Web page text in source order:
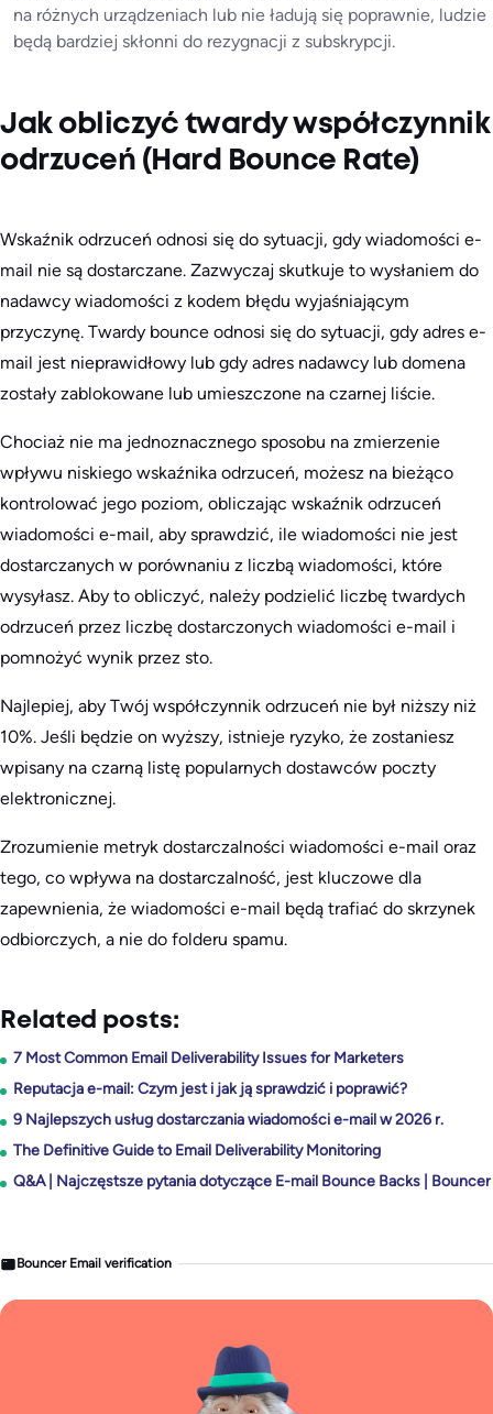
na różnych urządzeniach lub nie ładują się poprawnie, ludzie
będą bardziej skłonni do rezygnacji z subskrypcji.
Jak obliczyć twardy współczynnik
odrzuceń (Hard Bounce Rate)
Wskaźnik odrzuceń odnosi się do sytuacji, gdy wiadomości e-
mail nie są dostarczane. Zazwyczaj skutkuje to wysłaniem do
nadawcy wiadomości z kodem błędu wyjaśniającym
przyczynę. Twardy bounce odnosi się do sytuacji, gdy adres e-
mail jest nieprawidłowy lub gdy adres nadawcy lub domena
zostały zablokowane lub umieszczone na czarnej liście.
Chociaż nie ma jednoznacznego sposobu na zmierzenie
wpływu niskiego wskaźnika odrzuceń, możesz na bieżąco
kontrolować jego poziom, obliczając wskaźnik odrzuceń
wiadomości e-mail, aby sprawdzić, ile wiadomości nie jest
dostarczanych w porównaniu z liczbą wiadomości, które
wysyłasz. Aby to obliczyć, należy podzielić liczbę twardych
odrzuceń przez liczbę dostarczonych wiadomości e-mail i
pomnożyć wynik przez sto.
Najlepiej, aby Twój współczynnik odrzuceń nie był niższy niż
10%. Jeśli będzie on wyższy, istnieje ryzyko, że zostaniesz
wpisany na czarną listę popularnych dostawców poczty
elektronicznej.
Zrozumienie metryk dostarczalności wiadomości e-mail oraz
tego, co wpływa na dostarczalność, jest kluczowe dla
zapewnienia, że wiadomości e-mail będą trafiać do skrzynek
odbiorczych, a nie do folderu spamu.
Related posts:
7 Most Common Email Deliverability Issues for Marketers
Reputacja e-mail: Czym jest i jak ją sprawdzić i poprawić?
9 Najlepszych usług dostarczania wiadomości e-mail w 2026 r.
The Definitive Guide to Email Deliverability Monitoring
Q&A | Najczęstsze pytania dotyczące E-mail Bounce Backs | Bouncer
Bouncer Email verification